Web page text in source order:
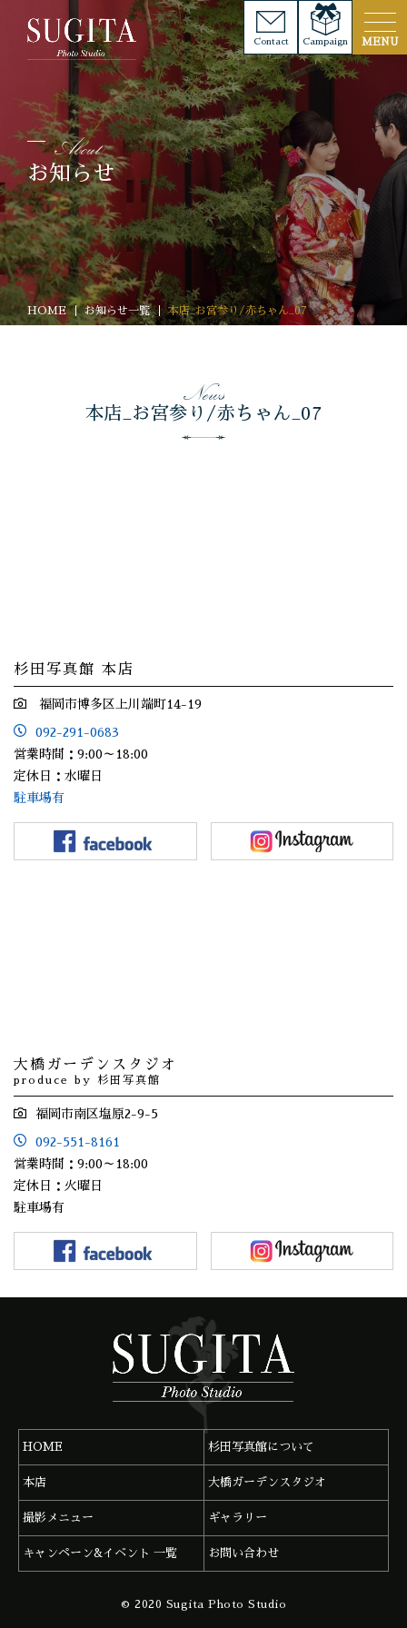
Contact Campaign
杉田写真館 本店
092-291-0683
お知らせ
HOME お知らせ一覧 本店_お宮参り/赤ちゃん_07
本店_お宮参り/赤ちゃん_07
杉田写真館 本店
福岡市博多区上川端町14-19
092-291-0683
営業時間：9:00～18:00
定休日：水曜日
駐車場有
大橋ガーデンスタジオ
produce by 杉田写真館
福岡市南区塩原2-9-5
092-551-8161
営業時間：9:00～18:00
定休日：火曜日
駐車場有
HOME 杉田写真館について
本店 大橋ガーデンスタジオ
撮影メニュー ギャラリー
キャンペーン&イベント 一覧 お問い合わせ
© 2020 Sugita Photo Studio